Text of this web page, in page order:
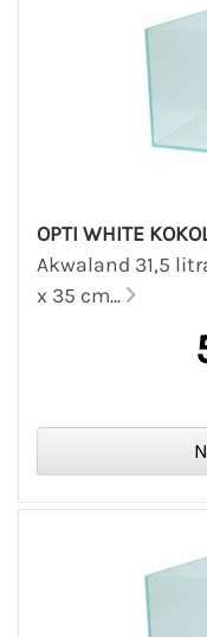
OPTI WHITE
Akwaland 31,5
x 35 cm...